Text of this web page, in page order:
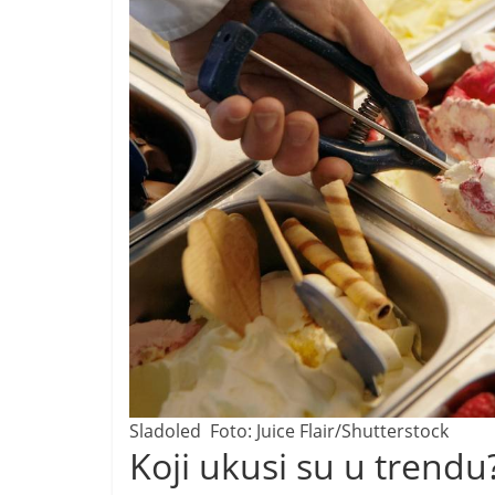
Sladoled Foto: Juice Flair/Shutterstock
Koji ukusi su u